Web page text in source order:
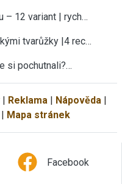
– 12 variant | rych…
tvarůžky |4 rec…
si pochutnali?…
| Reklama | Nápověda |
Mapa stránek
Facebook